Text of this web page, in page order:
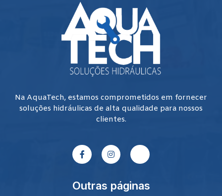
Na AquaTech, estamos comprometidos em fornecer
soluções hidráulicas de alta qualidade para nossos
clientes.
Outras páginas